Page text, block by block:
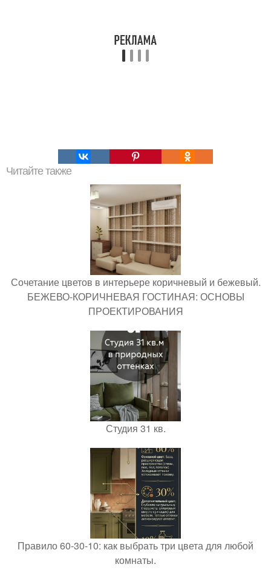
Читайте также
Сочетание цветов в интерьере коричневый и бежевый.
БЕЖЕВО-КОРИЧНЕВАЯ ГОСТИНАЯ: ОСНОВЫ
ПРОЕКТИРОВАНИЯ
Студия 31 кв.
Правило 60-30-10: как выбрать три цвета для любой
комнаты.